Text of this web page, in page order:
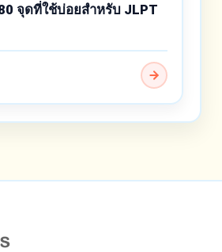
จุดที่ใช้บ่อยสำหรับ JLPT